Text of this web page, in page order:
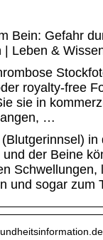
Bein: Gefahr
| Leben &
royalty-free
sie in
…
in
der Beine
Schwellungen,
und sogar zum